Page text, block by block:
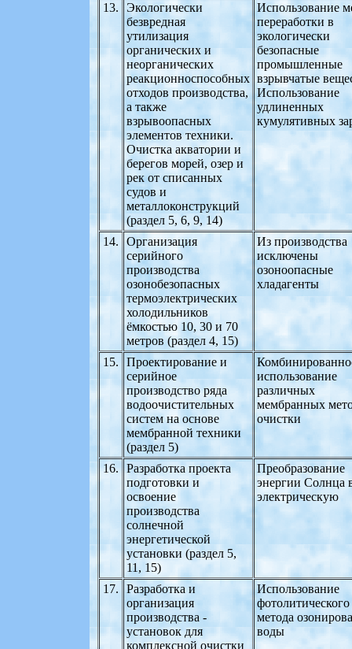
13.
Экологически
безвредная
утилизация
органических и
неорганических
реакционноспособных
отходов производства,
а также
взрывоопасных
элементов техники.
Очистка акватории и
берегов морей, озер и
рек от списанных
судов и
металлоконструкций
(раздел 5, 6, 9, 14)
Использование
переработки в
экологически
безопасные
промышленные
взрывчатые
Использование
удлиненных
кумулятивных
14.
Организация
серийного
производства
озонобезопасных
термоэлектрических
холодильников
ёмкостью 10, 30 и 70
метров (раздел 4, 15)
Из производства
исключены
озоноопасные
хладагенты
15.
Проектирование и
серийное
производство ряда
водоочистительных
систем на основе
мембранной техники
(раздел 5)
использование
различных
мембранных
очистки
16.
Разработка проекта
подготовки и
освоение
производства
солнечной
энергетической
установки (раздел 5,
11, 15)
Преобразование
энергии Солнца
электрическую
17.
Разработка и
организация
производства -
установок для
комплексной очистки
Использование
фотолитического
метода
воды